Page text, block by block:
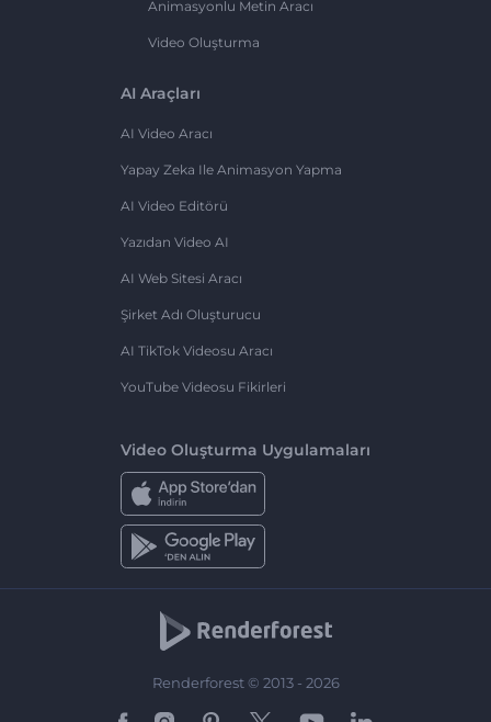
Animasyonlu Metin Aracı
Video Oluşturma
AI Araçları
AI Video Aracı
Yapay Zeka Ile Animasyon Yapma
AI Video Editörü
Yazıdan Video AI
AI Web Sitesi Aracı
Şirket Adı Oluşturucu
AI TikTok Videosu Aracı
YouTube Videosu Fikirleri
Video Oluşturma Uygulamaları
Renderforest © 2013 - 2026